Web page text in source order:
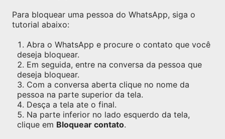
Para bloquear uma pessoa do WhatsApp, siga o
tutorial abaixo:
Abra o WhatsApp e procure o contato que você
deseja bloquear.
Em seguida, entre na conversa da pessoa que
deseja bloquear.
Com a conversa aberta clique no nome da
pessoa na parte superior da tela.
Desça a tela ate o final.
Na parte inferior no lado esquerdo da tela,
clique em Bloquear contato.